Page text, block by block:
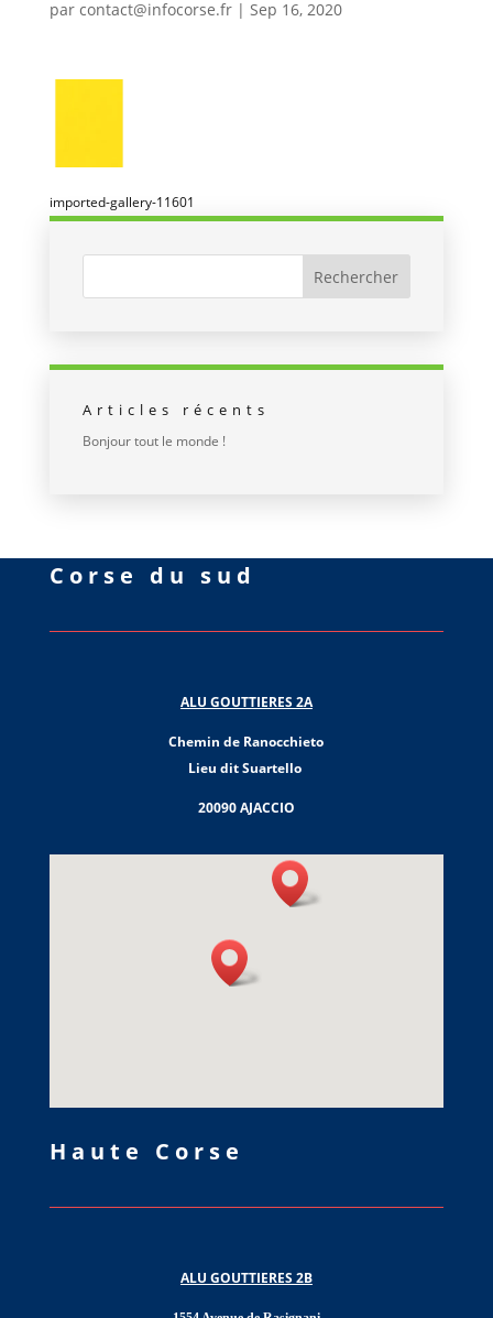
par contact@infocorse.fr| Sep 16, 2020
imported-gallery-11601
Articles récents
Bonjour tout le monde !
Corse du sud
ALU GOUTTIERES 2A
Chemin de Ranocchieto
Lieu dit Suartello
20090 AJACCIO
Haute Corse
ALU GOUTTIERES 2B